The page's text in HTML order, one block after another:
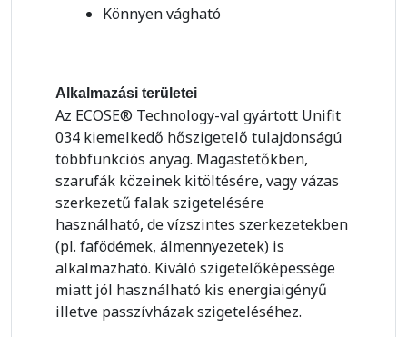
Könnyen vágható
Alkalmazási területei
Az ECOSE® Technology-val gyártott Unifit
034 kiemelkedő hőszigetelő tulajdonságú
többfunkciós anyag. Magastetőkben,
szarufák közeinek kitöltésére, vagy vázas
szerkezetű falak szigetelésére
használható, de vízszintes szerkezetekben
(pl. fafödémek, álmennyezetek) is
alkalmazható. Kiváló szigetelőképessége
miatt jól használható kis energiaigényű
illetve passzívházak szigeteléséhez.